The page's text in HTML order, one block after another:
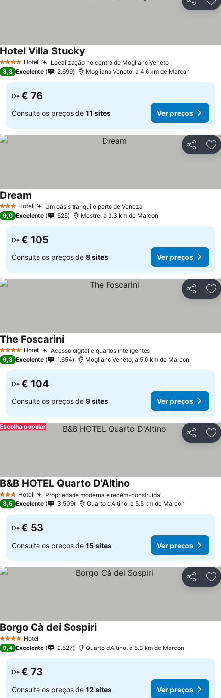
Partilhar
4 EstrelasHotel Localização no centro de Mogliano Veneto
Hotel Villa Stucky
8,8 Excelente 2.699 Mogliano Veneto, a 4.6 km de Marcon
De € 76
Consulte os preços de 11 sites Ver preços
Partilhar
3 EstrelasHotel Um oásis tranquilo perto de Veneza
Dream
9,0 Excelente 525 Mestre, a 3.3 km de Marcon
De € 105
Consulte os preços de 8 sites Ver preços
Partilhar
4 EstrelasHotel Acesso digital e quartos inteligentes
The Foscarini
9,3 Excelente 1.654 Mogliano Veneto, a 5.0 km de Marcon
De € 104
Consulte os preços de 9 sites Ver preços
Partilhar
Escolha popular
3 EstrelasHotel Propriedade moderna e recém-construída
B&B HOTEL Quarto D'Altino
8,5 Excelente 3.509 Quarto d'Altino, a 5.5 km de Marcon
De € 53
Consulte os preços de 15 sites Ver preços
Partilhar
4 EstrelasHotel
Borgo Cà dei Sospiri
9,4 Excelente 2.527 Quarto d'Altino, a 5.3 km de Marcon
De € 73
Consulte os preços de 12 sites Ver preços